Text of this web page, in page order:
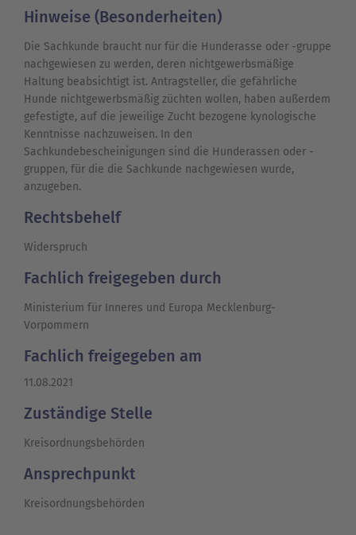
Hinweise (Besonderheiten)
Die Sachkunde braucht nur für die Hunderasse oder -gruppe
nachgewiesen zu werden, deren nichtgewerbsmäßige
Haltung beabsichtigt ist. Antragsteller, die gefährliche
Hunde nichtgewerbsmäßig züchten wollen, haben außerdem
gefestigte, auf die jeweilige Zucht bezogene kynologische
Kenntnisse nachzuweisen. In den
Sachkundebescheinigungen sind die Hunderassen oder -
gruppen, für die die Sachkunde nachgewiesen wurde,
anzugeben.
Rechtsbehelf
Widerspruch
Fachlich freigegeben durch
Ministerium für Inneres und Europa Mecklenburg-
Vorpommern
Fachlich freigegeben am
11.08.2021
Zuständige Stelle
Kreisordnungsbehörden
Ansprechpunkt
Kreisordnungsbehörden